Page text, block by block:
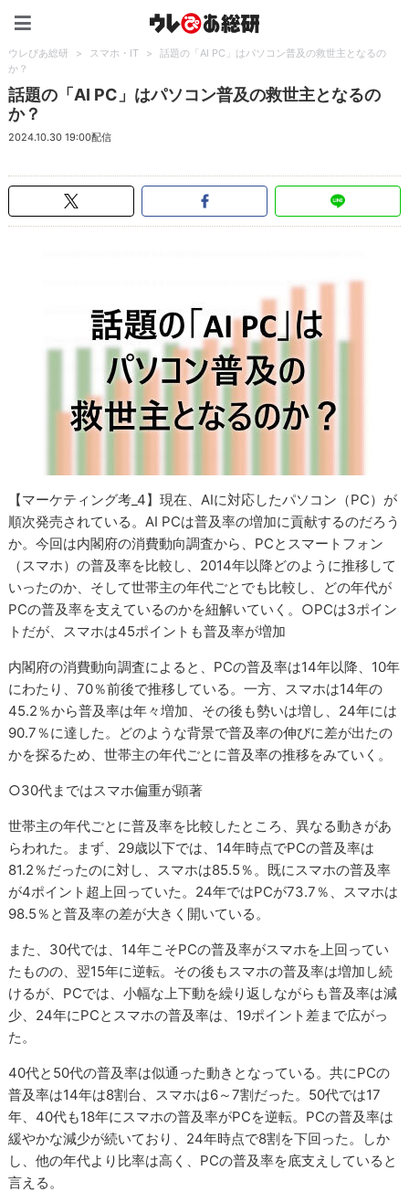
ウレぴあ総研 > スマホ・IT >
話題の「AI PC」はパソコン普及の救世主となるの
か？
話題の「AI PC」はパソコン普及の救世主となるの
か？
2024.10.30 19:00配信
【マーケティング考_4】現在、AIに対応したパソコン（PC）が
順次発売されている。AI PCは普及率の増加に貢献するのだろう
か。今回は内閣府の消費動向調査から、PCとスマートフォン
（スマホ）の普及率を比較し、2014年以降どのように推移して
いったのか、そして世帯主の年代ごとでも比較し、どの年代が
PCの普及率を支えているのかを紐解いていく。○PCは3ポイン
トだが、スマホは45ポイントも普及率が増加
内閣府の消費動向調査によると、PCの普及率は14年以降、10年
にわたり、70％前後で推移している。一方、スマホは14年の
45.2％から普及率は年々増加、その後も勢いは増し、24年には
90.7％に達した。どのような背景で普及率の伸びに差が出たの
かを探るため、世帯主の年代ごとに普及率の推移をみていく。
○30代まではスマホ偏重が顕著
世帯主の年代ごとに普及率を比較したところ、異なる動きがあ
らわれた。まず、29歳以下では、14年時点でPCの普及率は
81.2％だったのに対し、スマホは85.5％。既にスマホの普及率
が4ポイント超上回っていた。24年ではPCが73.7％、スマホは
98.5％と普及率の差が大きく開いている。
また、30代では、14年こそPCの普及率がスマホを上回ってい
たものの、翌15年に逆転。その後もスマホの普及率は増加し続
けるが、PCでは、小幅な上下動を繰り返しながらも普及率は減
少、24年にPCとスマホの普及率は、19ポイント差まで広がっ
た。
40代と50代の普及率は似通った動きとなっている。共にPCの
普及率は14年は8割台、スマホは6～7割だった。50代では17
年、40代も18年にスマホの普及率がPCを逆転。PCの普及率は
緩やかな減少が続いており、24年時点で8割を下回った。しか
し、他の年代より比率は高く、PCの普及率を底支えしていると
言える。